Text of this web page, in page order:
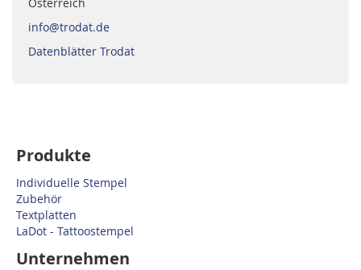
info@trodat.de
Datenblätter Trodat
Produkte
Individuelle Stempel
Zubehör
Textplatten
LaDot - Tattoostempel
Unternehmen